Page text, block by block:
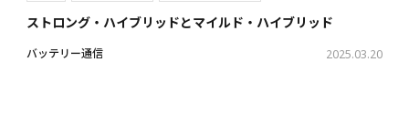
ストロング・ハイブリッドとマイルド・ハイブリッド
バッテリー通信 2025.03.20